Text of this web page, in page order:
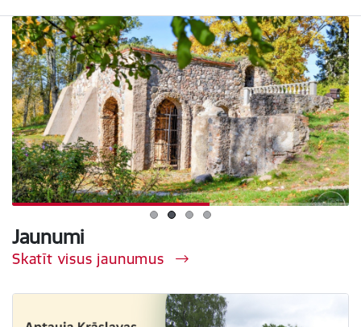
Krāslavas novada pašvaldības tūrisma vietne
Jaunumi
Skatīt visus jaunumus